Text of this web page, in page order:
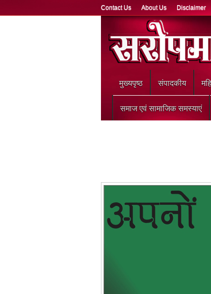
Contact Us About Us Disclaimer
मुख्‍यपृष्ठ संपादकीय
समाज एवं सामाजिक समस्याएं